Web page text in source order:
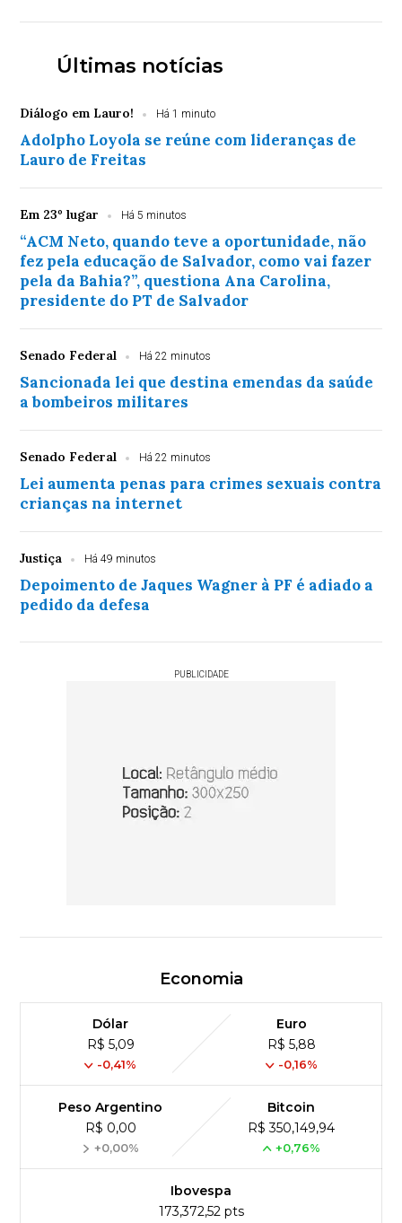
Últimas notícias
Diálogo em Lauro! Há 1 minuto
Adolpho Loyola se reúne com lideranças de
Lauro de Freitas
Em 23º lugar Há 5 minutos
“ACM Neto, quando teve a oportunidade, não
fez pela educação de Salvador, como vai fazer
pela da Bahia?”, questiona Ana Carolina,
presidente do PT de Salvador
Senado Federal Há 22 minutos
Sancionada lei que destina emendas da saúde
a bombeiros militares
Senado Federal Há 22 minutos
Lei aumenta penas para crimes sexuais contra
crianças na internet
Justiça Há 49 minutos
Depoimento de Jaques Wagner à PF é adiado a
pedido da defesa
PUBLICIDADE
Economia
Dólar
R$ 5,09
-0,41%
Euro
R$ 5,88
-0,16%
Peso Argentino
R$ 0,00
+0,00%
Bitcoin
R$ 350,149,94
+0,76%
Ibovespa
173,372,52 pts